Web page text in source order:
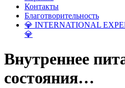
Контакты
Благотворительность
💎 INTERNATIONAL
💎
Внутреннее
состояния…